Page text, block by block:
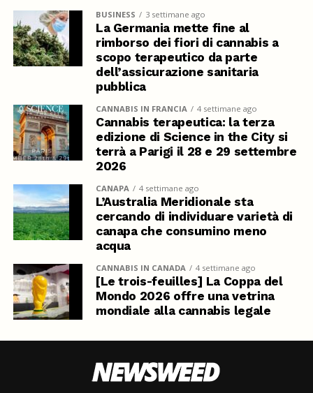
BUSINESS 3 settimane ago
La Germania mette fine al
rimborso dei fiori di cannabis a
scopo terapeutico da parte
dell’assicurazione sanitaria
pubblica
CANNABIS IN FRANCIA 4 settimane ago
Cannabis terapeutica: la terza
edizione di Science in the City si
terrà a Parigi il 28 e 29 settembre
2026
CANAPA 4 settimane ago
L’Australia Meridionale sta
cercando di individuare varietà di
canapa che consumino meno
acqua
CANNABIS IN CANADA 4 settimane ago
[Le trois-feuilles] La Coppa del
Mondo 2026 offre una vetrina
mondiale alla cannabis legale